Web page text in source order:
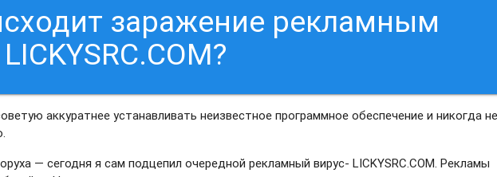
заражение рекламным
аккуратнее устанавливать неизвестное программное обеспечение и никогда
— сегодня я сам подцепил очередной рекламный вирус- LICKYSRC.COM. Рекламы